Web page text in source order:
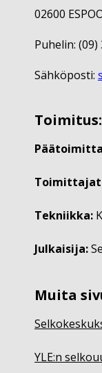
02600
Puhelin: (09)
Sähköposti:
Toimitus:
Tekniikka:
Julkaisija:
Muita
YLE:n